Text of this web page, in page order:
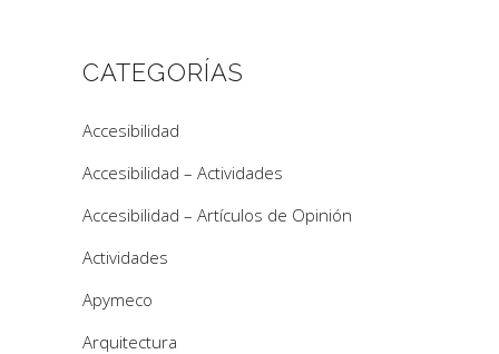
CATEGORÍAS
Accesibilidad
Accesibilidad – Actividades
Accesibilidad – Artículos de Opinión
Actividades
Apymeco
Arquitectura